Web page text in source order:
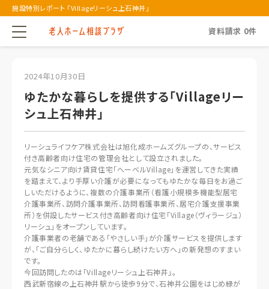
施設特別レポート 「Villageリーシュ上石神井」
資料請求 0件
2024年10月30日
ゆたかな暮らしを提供する「Villageリー
シュ上石神井」
リーシュライフケア株式会社は旭化成ホームズグループの、サービス
付き高齢者向け住宅の管理会社として設立されました。
元気なシニア向け賃貸住宅「へーベルVillage」を運営してきた実績
を踏まえて、より手厚い介護が必要になってもゆたかな毎日をお過ご
しいただけるように、複数の介護事業所（看護小規模多機能型居宅
介護事業所、訪問介護事業所、訪問看護事業所、居宅介護支援事業
所）を併設したサービス付き高齢者向け住宅「Village（ヴィラージュ）
リーシュ」をオープンしています。
介護事業者の老舗である「やさしい手」が介護サービスを提供します
が、「ご自分らしく、ゆたかに暮らし続けたい方へ」の新発想のすまい
です。
今回訪問したのは「Villageリーシュ上石神井」。
西武新宿線の上石神井駅から徒歩9分で、石神井公園をはじめ緑が